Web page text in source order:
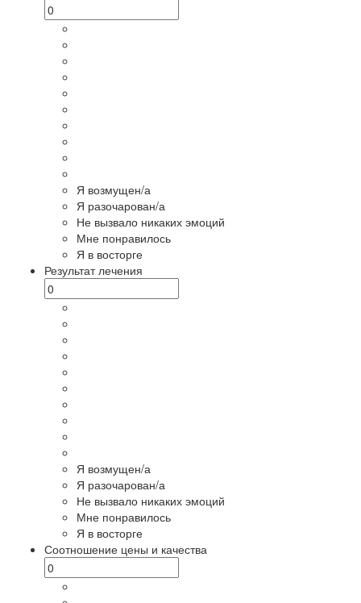
Я возмущен/а
Я разочарован/а
Не вызвало никаких эмоций
Мне понравилось
Я в восторге
Результат лечения
Я возмущен/а
Я разочарован/а
Не вызвало никаких эмоций
Мне понравилось
Я в восторге
Соотношение цены и качества